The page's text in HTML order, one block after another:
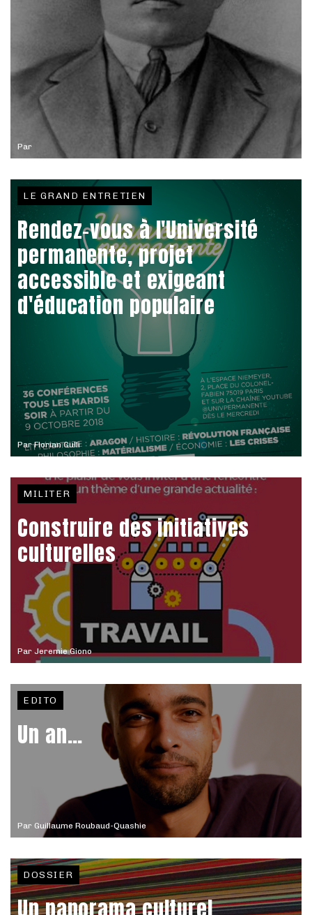
Par
ParFlorian Gulli
LE GRAND ENTRETIEN
Rendez-vous à l'Université
permanente, projet
accessible et exigeant
d'éducation populaire
Par Jeremie Giono
MILITER
Construire des initiatives
culturelles
Par Guillaume Roubaud-Quashie
EDITO
Un an…
DOSSIER